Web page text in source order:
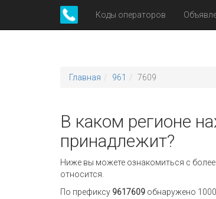
Коды операторов
Главная 961 7609
В каком регионе
принадлежит?
Ниже вы можете ознакомиться с
относится.
По префиксу 9617609 обнаружено